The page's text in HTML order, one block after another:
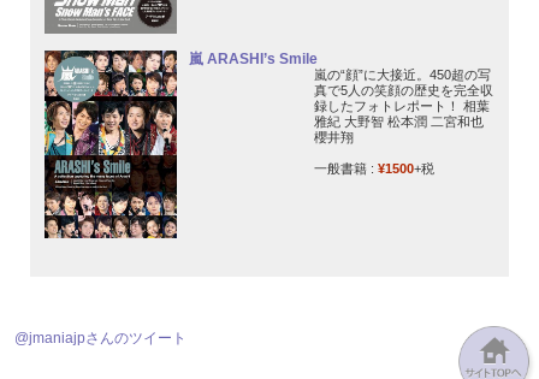
嵐 ARASHI’s Smile
嵐の“顔”に大接近。450超の写
真で5人の笑顔の歴史を完全収
録したフォトレポート！ 相葉
雅紀 大野智 松本潤 二宮和也
櫻井翔
一般書籍 : ¥1500+税
@jmaniajpさんのツイート